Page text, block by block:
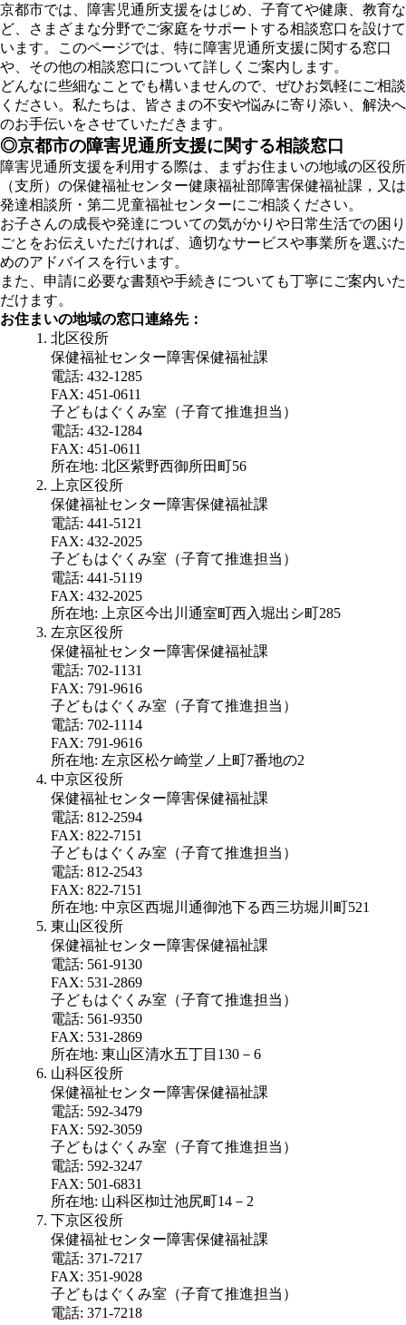
京都市では、障害児通所支援をはじめ、子育てや健康、教育な
ど、さまざまな分野でご家庭をサポートする相談窓口を設けて
います。このページでは、特に障害児通所支援に関する窓口
や、その他の相談窓口について詳しくご案内します。
どんなに些細なことでも構いませんので、ぜひお気軽にご相談
ください。私たちは、皆さまの不安や悩みに寄り添い、解決へ
のお手伝いをさせていただきます。
◎京都市の障害児通所支援に関する相談窓口
障害児通所支援を利用する際は、まずお住まいの地域の区役所
（支所）の保健福祉センター健康福祉部障害保健福祉課，又は
発達相談所・第二児童福祉センターにご相談ください。
お子さんの成長や発達についての気がかりや日常生活での困り
ごとをお伝えいただければ、適切なサービスや事業所を選ぶた
めのアドバイスを行います。
また、申請に必要な書類や手続きについても丁寧にご案内いた
だけます。
お住まいの地域の窓口連絡先：
北区役所
保健福祉センター障害保健福祉課
電話: 432-1285
FAX: 451-0611
子どもはぐくみ室（子育て推進担当）
電話: 432-1284
FAX: 451-0611
所在地: 北区紫野西御所田町56
上京区役所
保健福祉センター障害保健福祉課
電話: 441-5121
FAX: 432-2025
子どもはぐくみ室（子育て推進担当）
電話: 441-5119
FAX: 432-2025
所在地: 上京区今出川通室町西入堀出シ町285
左京区役所
保健福祉センター障害保健福祉課
電話: 702-1131
FAX: 791-9616
子どもはぐくみ室（子育て推進担当）
電話: 702-1114
FAX: 791-9616
所在地: 左京区松ケ崎堂ノ上町7番地の2
中京区役所
保健福祉センター障害保健福祉課
電話: 812-2594
FAX: 822-7151
子どもはぐくみ室（子育て推進担当）
電話: 812-2543
FAX: 822-7151
所在地: 中京区西堀川通御池下る西三坊堀川町521
東山区役所
保健福祉センター障害保健福祉課
電話: 561-9130
FAX: 531-2869
子どもはぐくみ室（子育て推進担当）
電話: 561-9350
FAX: 531-2869
所在地: 東山区清水五丁目130－6
山科区役所
保健福祉センター障害保健福祉課
電話: 592-3479
FAX: 592-3059
子どもはぐくみ室（子育て推進担当）
電話: 592-3247
FAX: 501-6831
所在地: 山科区椥辻池尻町14－2
下京区役所
保健福祉センター障害保健福祉課
電話: 371-7217
FAX: 351-9028
子どもはぐくみ室（子育て推進担当）
電話: 371-7218